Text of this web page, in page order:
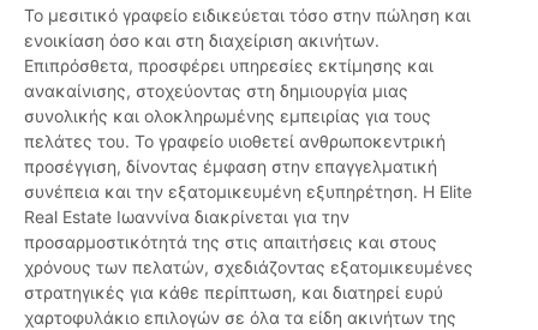
Το μεσιτικό γραφείο ειδικεύεται τόσο στην πώληση και
ενοικίαση όσο και στη διαχείριση ακινήτων.
Επιπρόσθετα, προσφέρει υπηρεσίες εκτίμησης και
ανακαίνισης, στοχεύοντας στη δημιουργία μιας
συνολικής και ολοκληρωμένης εμπειρίας για τους
πελάτες του. Το γραφείο υιοθετεί ανθρωποκεντρική
προσέγγιση, δίνοντας έμφαση στην επαγγελματική
συνέπεια και την εξατομικευμένη εξυπηρέτηση. Η Elite
Real Estate Ιωαννίνα διακρίνεται για την
προσαρμοστικότητά της στις απαιτήσεις και στους
χρόνους των πελατών, σχεδιάζοντας εξατομικευμένες
στρατηγικές για κάθε περίπτωση, και διατηρεί ευρύ
χαρτοφυλάκιο επιλογών σε όλα τα είδη ακινήτων της